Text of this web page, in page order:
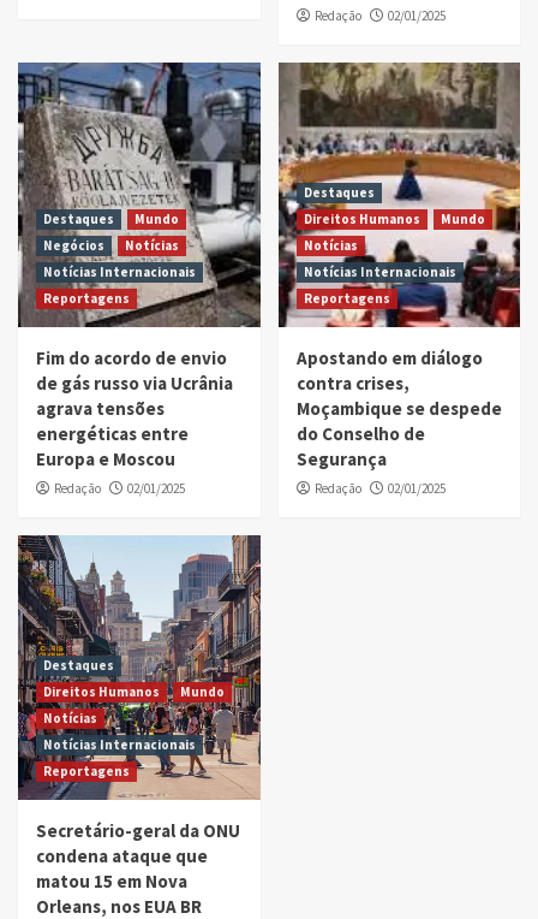
Redação 02/01/2025
Destaques
Mundo
Negócios
Notícias
Notícias Internacionais
Reportagens
Fim do acordo de envio
de gás russo via Ucrânia
agrava tensões
energéticas entre
Europa e Moscou
Redação 02/01/2025
Destaques
Direitos Humanos
Mundo
Notícias
Notícias Internacionais
Reportagens
Apostando em diálogo
contra crises,
Moçambique se despede
do Conselho de
Segurança
Redação 02/01/2025
Destaques
Direitos Humanos
Mundo
Notícias
Notícias Internacionais
Reportagens
Secretário-geral da ONU
condena ataque que
matou 15 em Nova
Orleans, nos EUA BR